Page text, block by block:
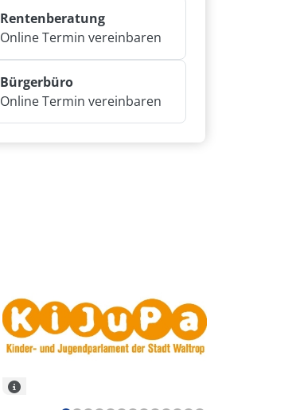
Rentenberatung
Online Termin vereinbaren
Bürgerbüro
Online Termin vereinbaren